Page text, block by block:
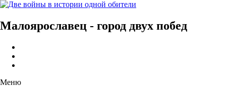
Малоярославец - город двух побед
Меню